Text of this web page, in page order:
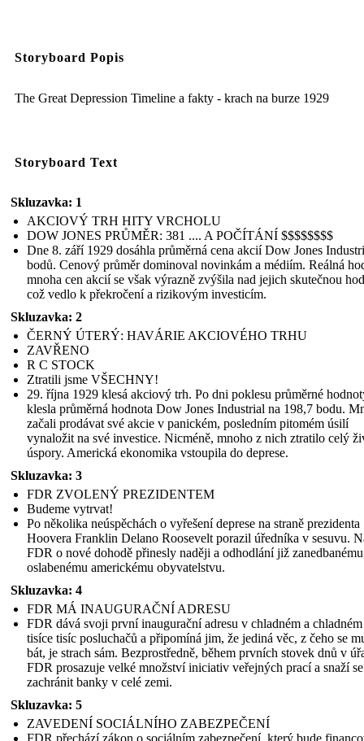
Storyboard Popis
The Great Depression Timeline a fakty - krach na burze 1929
Storyboard Text
Skluzavka: 1
AKCIOVÝ TRH HITY VRCHOLU
DOW JONES PRŮMĚR: 381 .... A POČÍTÁNÍ $$$$$$$$
Dne 8. září 1929 dosáhla průměrná cena akcií Dow Jones
bodů. Cenový průměr dominoval novinkám a médiím. Reálná
mnoha cen akcií se však výrazně zvýšila nad jejich skutečnou
což vedlo k překročení a rizikovým investicím.
Skluzavka: 2
ČERNÝ ÚTERÝ: HAVÁRIE AKCIOVÉHO TRHU
ZAVŘENO
R C STOCK
Ztratili jsme VŠECHNY!
29. října 1929 klesá akciový trh. Po dni poklesu průměrné
klesla průměrná hodnota Dow Jones Industrial na 198,7 bodu.
začali prodávat své akcie v panickém, posledním pitomém úsilí
vynaložit na své investice. Nicméně, mnoho z nich ztratilo celý
úspory. Americká ekonomika vstoupila do deprese.
Skluzavka: 3
FDR ZVOLENÝ PREZIDENTEM
Budeme vytrvat!
Po několika neúspěchách o vyřešení deprese na straně prezidenta
Hoovera Franklin Delano Roosevelt porazil úředníka v sesuvu.
FDR o nové dohodě přinesly naději a odhodlání již
oslabenému americkému obyvatelstvu.
Skluzavka: 4
FDR MÁ INAUGURAČNÍ ADRESU
FDR dává svoji první inaugurační adresu v chladném a
tisíce tisíc posluchačů a připomíná jim, že jediná věc, z čeho se
bát, je strach sám. Bezprostředně, během prvních stovek dnů v
FDR prosazuje velké množství iniciativ veřejných prací a snaží se
zachránit banky v celé zemi.
Skluzavka: 5
ZAVEDENÍ SOCIÁLNÍHO ZABEZPEČENÍ